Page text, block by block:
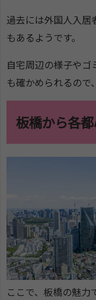
過去には外国人入居
もあるようです。
自宅周辺の様子や
も確かめられるので
板橋から各
ここで、板橋の魅